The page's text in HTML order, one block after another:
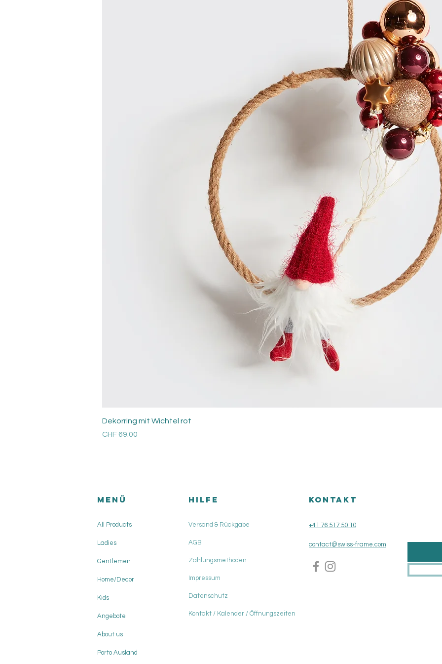
Dekorring mit Wichtel rot
Price
CHF 69.00
Menü
All Products
Ladies
Gentlemen
Home/Decor
Kids
Angebote
About us
Porto Ausland
HILFE
Versand & Rückgabe
AGB
Zahlungsmethoden
Impressum
Datenschutz
Kontakt / Kalender / Öffnungszeiten
KONTAKT
+41 76 517 50 10
contact@swiss-frame.com